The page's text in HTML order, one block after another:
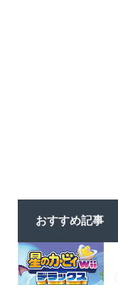
おすすめ記事